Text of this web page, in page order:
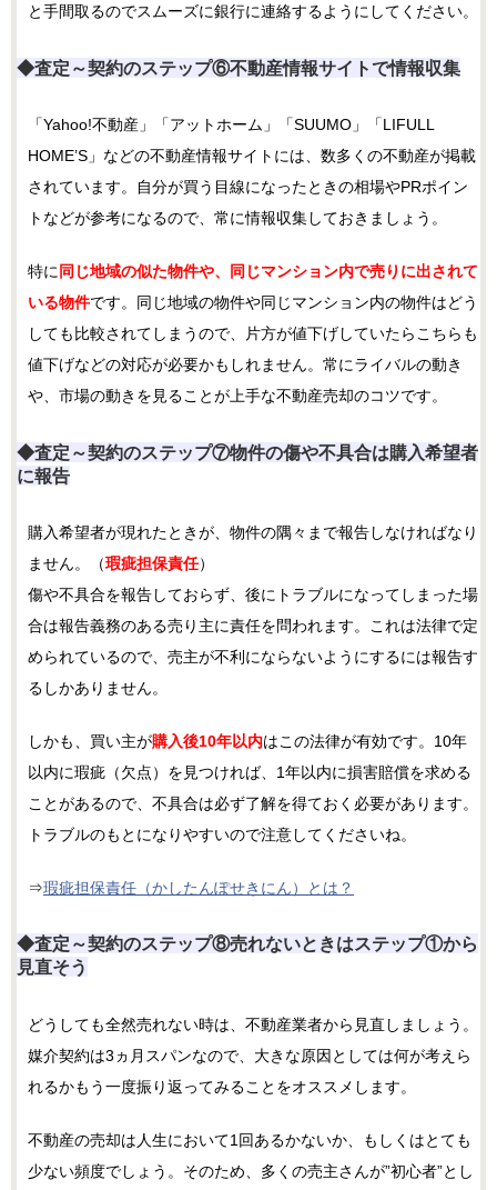
と手間取るのでスムーズに銀行に連絡するようにしてください。
◆査定～契約のステップ⑥不動産情報サイトで情報収集
「Yahoo!不動産」「アットホーム」「SUUMO」「LIFULL
HOME’S」などの不動産情報サイトには、数多くの不動産が掲載
されています。自分が買う目線になったときの相場やPRポイン
トなどが参考になるので、常に情報収集しておきましょう。
特に 同じ地域の似た物件や、同じマンション内で売りに出されて
いる物件です。同じ地域の物件や同じマンション内の物件はどう
しても比較されてしまうので、片方が値下げしていたらこちらも
値下げなどの対応が必要かもしれません。常にライバルの動き
や、市場の動きを見ることが上手な不動産売却のコツです。
◆査定～契約のステップ⑦物件の傷や不具合は購入希望者
に報告
購入希望者が現れたときが、物件の隅々まで報告しなければなり
ません。（瑕疵担保責任）
傷や不具合を報告しておらず、後にトラブルになってしまった場
合は報告義務のある売り主に責任を問われます。これは法律で定
められているので、売主が不利にならないようにするには報告す
るしかありません。
しかも、買い主が購入後10年以内はこの法律が有効です。10年
以内に瑕疵（欠点）を見つければ、1年以内に損害賠償を求める
ことがあるので、不具合は必ず了解を得ておく必要があります。
トラブルのもとになりやすいので注意してくださいね。
⇒瑕疵担保責任（かしたんぽせきにん）とは？
◆査定～契約のステップ⑧売れないときはステップ①から
見直そう
どうしても全然売れない時は、不動産業者から見直しましょう。
媒介契約は3ヵ月スパンなので、大きな原因としては何が考えら
れるかもう一度振り返ってみることをオススメします。
不動産の売却は人生において1回あるかないか、もしくはとても
少ない頻度でしょう。そのため、多くの売主さんが”初心者”とし